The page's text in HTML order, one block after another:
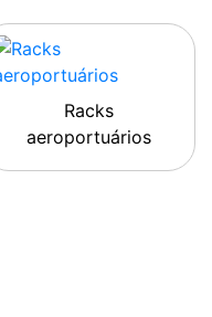
Racks
aeroportuários